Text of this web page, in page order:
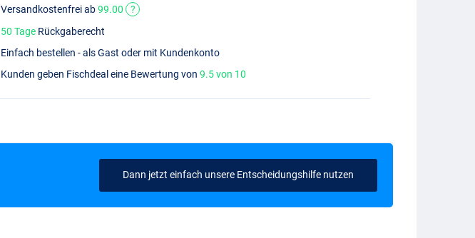
Versandkostenfrei ab99.00
?
50 Tage Rückgaberecht
Einfach bestellen - als Gast oder mit Kundenkonto
Kunden geben Fischdeal eine Bewertung von9.5 von 10
Dann jetzt einfach unsere Entscheidungshilfe nutzen